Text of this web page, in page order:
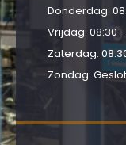
Donderdag:
Vrijdag: 08:30 -
Zaterdag:
Zondag: